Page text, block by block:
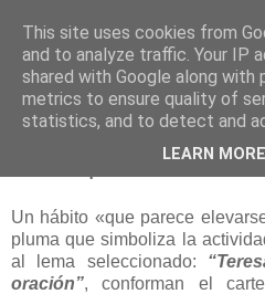
Cartel para Las
Un hábito «que parece
pluma que simboliza la
al lema seleccionado:
oración”, conforman el
This site uses cookies from
and to analyze traffic. Your IP
shared with Google along with
metrics to ensure quality of
statistics, and to detect and
LEARN MORE